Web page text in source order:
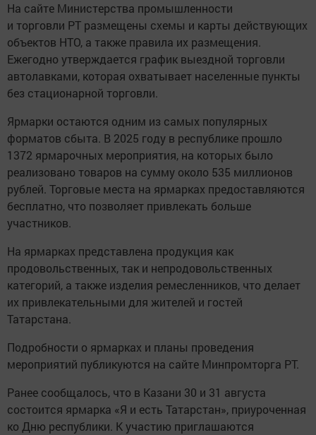
На сайте Министерства промышленности
и торговли РТ размещены схемы и карты действующих
объектов НТО, а также правила их размещения.
Ежегодно утверждается график выездной торговли
автолавками, которая охватывает населенные пункты
без стационарной торговли.
Ярмарки остаются одним из самых популярных
форматов сбыта. В 2025 году в республике прошло
1372 ярмарочных мероприятия, на которых было
реализовано товаров на сумму около 535 миллионов
рублей. Торговые места на ярмарках предоставляются
бесплатно, что позволяет привлекать больше
участников.
На ярмарках представлена продукция как
продовольственных, так и непродовольственных
категорий, а также изделия ремесленников, что делает
их привлекательными для жителей и гостей
Татарстана.
Подробности о ярмарках и планы проведения
мероприятий публикуются на сайте Минпромторга РТ.
Ранее сообщалось, что в Казани 30 и 31 августа
состоится ярмарка «Я и есть Татарстан», приуроченная
ко Дню республики. К участию приглашаются